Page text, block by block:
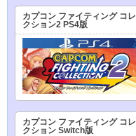
カプコン ファイティング コレ
クション2 PS4版
カプコン ファイティング コレ
クション Switch版